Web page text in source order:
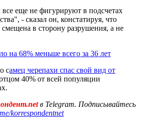
еще не фигурируют в подсчетах
- сказал он, констатируя, что
в сторону разрушения, а не
на 68% меньше всего за 36 лет
самец черепахи спас свой вид от
40% от всей популяции
в Telegram. Подписывайтесь
korrespondentnet